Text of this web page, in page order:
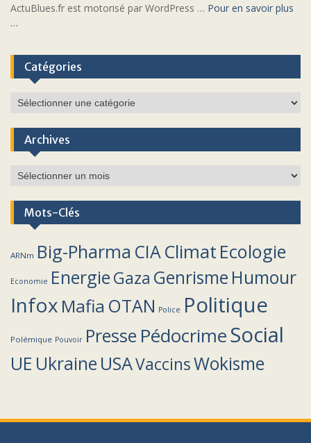
ActuBlues.fr est motorisé par WordPress … Pour en savoir plus
…
Catégories
Catégories
Archives
Archives
Mots-Clés
ARNm Big-Pharma CIA Climat Ecologie
Economie EnergieGaza Genrisme Humour
Infox Mafia OTAN Police Politique
Polémique Pouvoir Presse PédocrimeSocial
UE Ukraine USAVaccinsWokisme